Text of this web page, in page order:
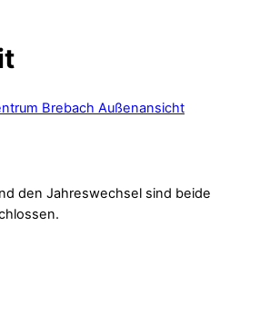
den Jahreswechsel sind beide